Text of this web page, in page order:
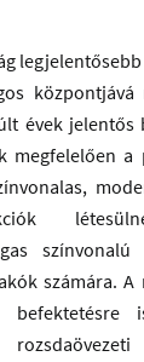
évek jelentős
megfelelően
színvonalú
számára. A